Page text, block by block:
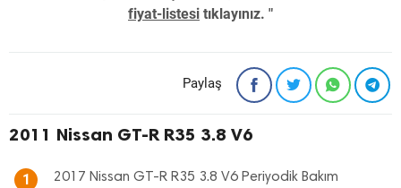
fiyat-listesi tıklayınız. "
Paylaş
2011 Nissan GT-R R35 3.8 V6
1 2017 Nissan GT-R R35 3.8 V6 Periyodik Bakım